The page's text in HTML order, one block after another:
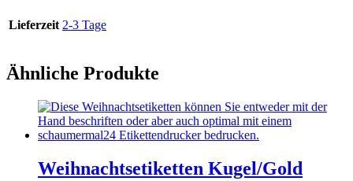
Lieferzeit 2-3 Tage
Ähnliche Produkte
Weihnachtsetiketten Kugel/Gold